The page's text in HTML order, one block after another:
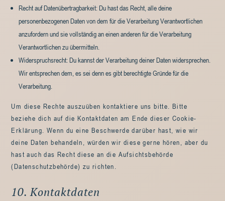
Recht auf Datenübertragbarkeit: Du hast das Recht, alle deine
personenbezogenen Daten von dem für die Verarbeitung Verantwortlichen
anzufordern und sie vollständig an einen anderen für die Verarbeitung
Verantwortlichen zu übermitteln.
Widerspruchsrecht: Du kannst der Verarbeitung deiner Daten widersprechen.
Wir entsprechen dem, es sei denn es gibt berechtigte Gründe für die
Verarbeitung.
Um diese Rechte auszuüben kontaktiere uns bitte. Bitte
beziehe dich auf die Kontaktdaten am Ende dieser Cookie-
Erklärung. Wenn du eine Beschwerde darüber hast, wie wir
deine Daten behandeln, würden wir diese gerne hören, aber du
hast auch das Recht diese an die Aufsichtsbehörde
(Datenschutzbehörde) zu richten.
10. Kontaktdaten